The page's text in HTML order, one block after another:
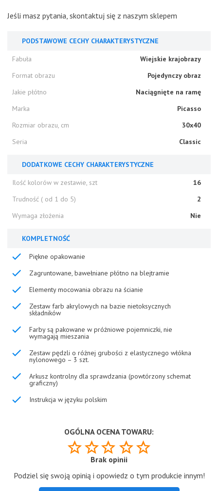
Jeśli masz pytania, skontaktuj się z naszym sklepem
PODSTAWOWE CECHY CHARAKTERYSTYCZNE
Fabuła
Wiejskie krajobrazy
Format obrazu
Pojedynczy obraz
Jakie płótno
Naciągnięte na ramę
Marka
Picasso
Rozmiar obrazu, cm
30x40
Seria
Classic
DODATKOWE CECHY CHARAKTERYSTYCZNE
Ilość kolorów w zestawie, szt
16
Trudność ( od 1 do 5)
2
Wymaga złożenia
Nie
KOMPLETNOŚĆ
Piękne opakowanie
Zagruntowane, bawełniane płótno na blejtramie
Elementy mocowania obrazu na ścianie
Zestaw farb akrylowych na bazie nietoksycznych
składników
Farby są pakowane w próżniowe pojemniczki, nie
wymagają mieszania
Zestaw pędzli o różnej grubości z elastycznego włókna
nylonowego – 3 szt.
Arkusz kontrolny dla sprawdzania (powtórzony schemat
graficzny)
Instrukcja w języku polskim
OGÓLNA OCENA TOWARU:
Brak opinii
Podziel się swoją opinią i opowiedz o tym produkcie innym!